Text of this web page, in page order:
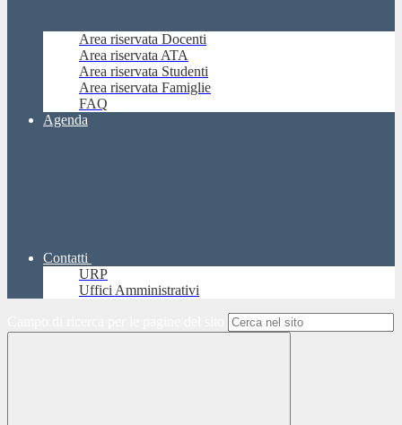
Area riservata Docenti
Area riservata ATA
Area riservata Studenti
Area riservata Famiglie
FAQ
Agenda
Contatti
URP
Uffici Amministrativi